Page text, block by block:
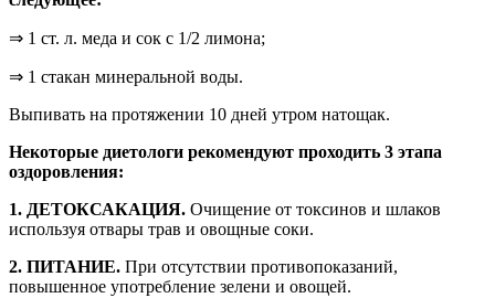
⇒ 1 ст. л. меда и сок с 1/2 лимона;
⇒ 1 стакан минеральной воды.
Выпивать на протяжении 10 дней утром натощак.
Некоторые диетологи рекомендуют проходить 3 этапа
оздоровления:
1. ДЕТОКСАКАЦИЯ. Очищение от токсинов и шлаков
используя отвары трав и овощные соки.
2. ПИТАНИЕ. При отсутствии противопоказаний,
повышенное употребление зелени и овощей.